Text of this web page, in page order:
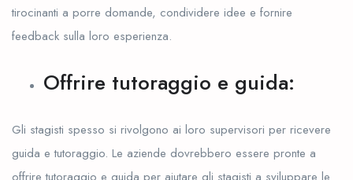
tirocinanti a porre domande, condividere idee e fornire
feedback sulla loro esperienza.
Offrire tutoraggio e guida:
Gli stagisti spesso si rivolgono ai loro supervisori per ricevere
guida e tutoraggio. Le aziende dovrebbero essere pronte a
offrire tutoraggio e guida per aiutare gli stagisti a sviluppare le